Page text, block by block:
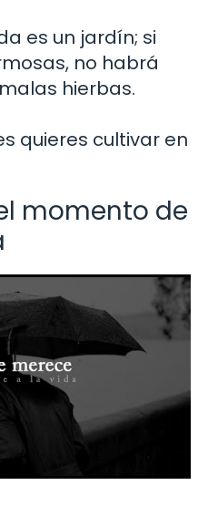
es un jardín; si
no habrá
hierbas.
quieres cultivar en
momento de